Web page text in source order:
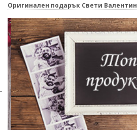
Оригинален подарък Свети Валентин